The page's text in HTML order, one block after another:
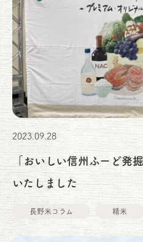
2023.09.28
「おいしい信州ふーど発
いたしました
長野米コラム 精米